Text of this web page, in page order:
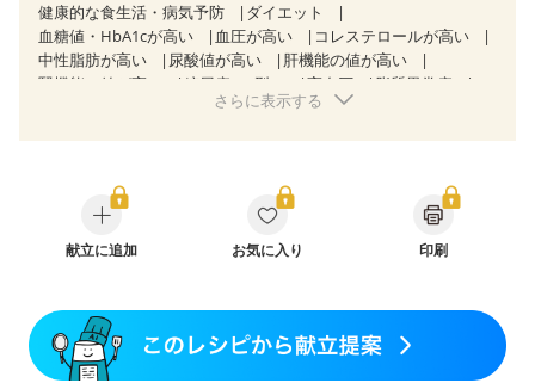
健康的な食生活・病気予防
ダイエット
血糖値・HbA1cが高い
血圧が高い
コレステロールが高い
中性脂肪が高い
尿酸値が高い
肝機能の値が高い
腎機能の値が高い
糖尿病（2型） 高血圧
脂質異常症
胃ポリープ 逆流性食道炎
糖尿病性腎症（第３期）
CKD（ステージ１）
CKD（ステージ２）
乳がん（抗がん剤治療中）
乳がん（ホルモン療法中）
乳がん（放射線治療中）
妊婦健診・血圧が気になる（初期）
妊婦健診・血糖値が気になる（初期）
妊娠高血圧(中期)
妊娠糖尿病(初期)
さらに表示する
献立に追加 お気に入り 印刷